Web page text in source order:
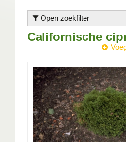
Open zoekfilter
Californische